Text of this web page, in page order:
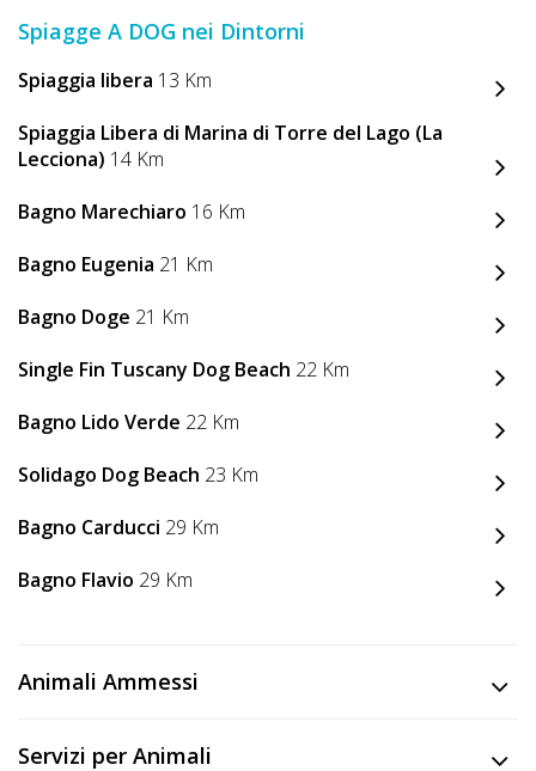
Video
Tutorial
Lavora
con
Noi
Inserisci
Attività
Accedi
Spiagge A DOG nei Dintorni
Spiaggia libera 13 Km
Spiaggia Libera di Marina di Torre del Lago (La
Lecciona) 14 Km
Bagno Marechiaro 16 Km
Bagno Eugenia 21 Km
Bagno Doge 21 Km
Single Fin Tuscany Dog Beach 22 Km
Bagno Lido Verde 22 Km
Solidago Dog Beach 23 Km
Bagno Carducci 29 Km
Bagno Flavio 29 Km
Animali Ammessi
Servizi per Animali